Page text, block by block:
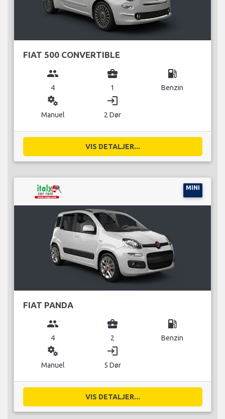
FIAT 500 CONVERTIBLE
group
4
business_center
1
local_gas_station
Benzin
miscellaneous_services
Manuel
login
2 Dør
VIS DETALJER...
MINI
FIAT PANDA
group
4
business_center
2
local_gas_station
Benzin
miscellaneous_services
Manuel
login
5 Dør
VIS DETALJER...